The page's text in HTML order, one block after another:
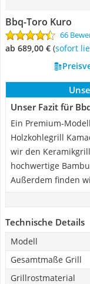
‎Bbq-Toro Kuro
66
ab 689,00 € ( Sofort
Unser Fazit für
Ein Premium-
Holzkohlegrill
wir den
hochwertige
Außerdem finden
Technische Details
Modell
Gesamtmaße Grill
Grillrostmaterial